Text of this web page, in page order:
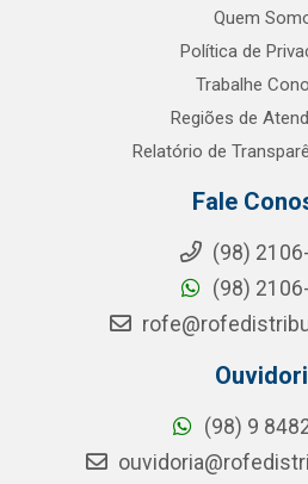
Quem
Política de
Trabalhe
Regiões de
Relatório de
Fale
(98)
(98)
(98) 9